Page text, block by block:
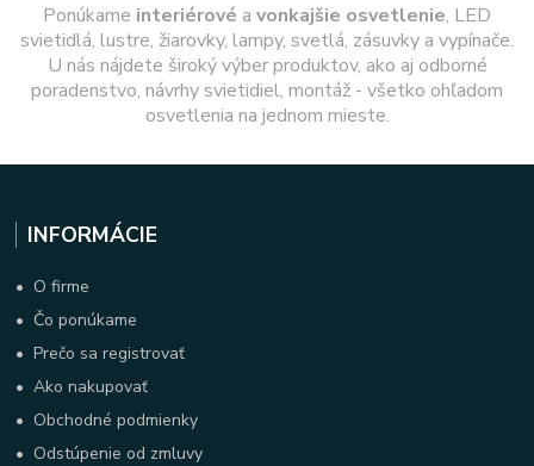
Ponúkame interiérové a vonkajšie osvetlenie, LED
svietidlá, lustre, žiarovky, lampy, svetlá, zásuvky a vypínače.
U nás nájdete široký výber produktov, ako aj odborné
poradenstvo, návrhy svietidiel, montáž - všetko ohľadom
osvetlenia na jednom mieste.
INFORMÁCIE
• O firme
• Čo ponúkame
•Prečo sa registrovať
•Ako nakupovať
• Obchodné podmienky
• Odstúpenie od zmluvy